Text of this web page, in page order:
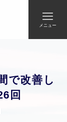
メニュー
で改善し
回